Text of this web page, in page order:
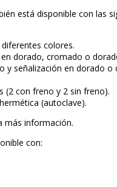
está disponible con las
colores.
dorado, cromado o
y señalización en dorado o
(2 con freno y 2 sin freno).
(autoclave).
más información.
con: